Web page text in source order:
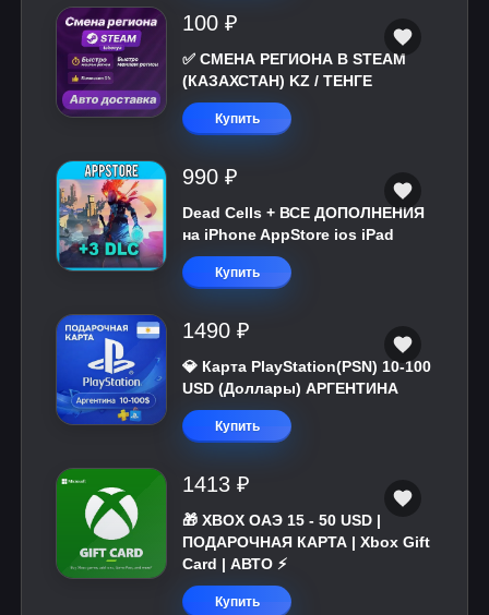
100 ₽
✅ СМЕНА РЕГИОНА В STEAM
(КАЗАХСТАН) KZ / ТЕНГЕ
Купить
990 ₽
Dead Cells + ВСЕ ДОПОЛНЕНИЯ
на iPhone AppStore ios iPad
Купить
1490 ₽
💎 Карта PlayStation(PSN) 10-100
USD (Доллары) АРГЕНТИНА
Купить
1413 ₽
🎁 XBOX ОАЭ 15 - 50 USD |
ПОДАРОЧНАЯ КАРТА | Xbox Gift
Card | АВТО ⚡
Купить